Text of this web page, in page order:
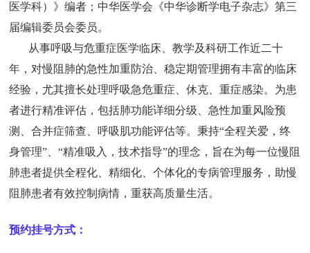
医学科）》编者；中华医学会《中华诊断学电子杂志》第三
届编辑委员会委员。
从事呼吸与危重症医学临床、教学及科研工作近二十
年，对慢阻肺的急性加重防治、稳定期管理拥有丰富的临床
经验，尤其擅长处理呼吸急危重症、休克、重症感染。为患
者进行精准评估，包括肺功能详细分级、急性加重风险预
测、合并症筛查、呼吸肌功能评估等。秉持“全程关爱，终
身管理”、“精准吸入，技术指导”的理念，旨在为每一位慢阻
肺患者提供全程化、精细化、个体化的专病管理服务，助慢
阻肺患者有效控制病情，重获高质量生活。
预约挂号方式：